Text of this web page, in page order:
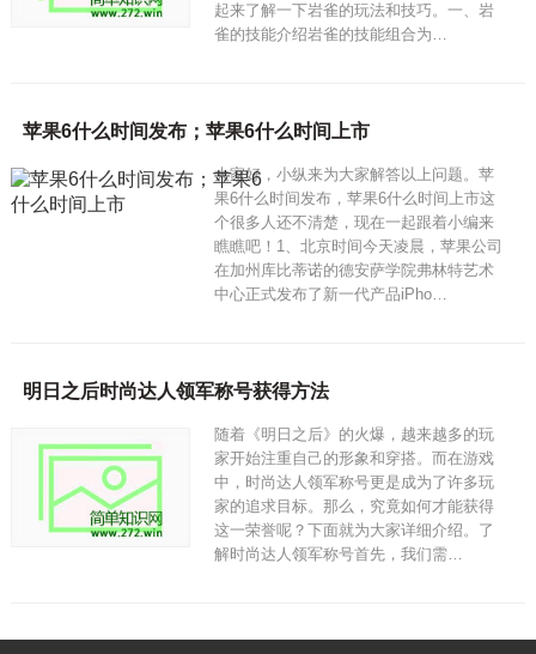
起来了解一下岩雀的玩法和技巧。一、岩
雀的技能介绍岩雀的技能组合为…
苹果6什么时间发布；苹果6什么时间上市
大家好，小纵来为大家解答以上问题。苹
果6什么时间发布，苹果6什么时间上市这
个很多人还不清楚，现在一起跟着小编来
瞧瞧吧！1、北京时间今天凌晨，苹果公司
在加州库比蒂诺的德安萨学院弗林特艺术
中心正式发布了新一代产品iPho…
明日之后时尚达人领军称号获得方法
随着《明日之后》的火爆，越来越多的玩
家开始注重自己的形象和穿搭。而在游戏
中，时尚达人领军称号更是成为了许多玩
家的追求目标。那么，究竟如何才能获得
这一荣誉呢？下面就为大家详细介绍。了
解时尚达人领军称号首先，我们需…